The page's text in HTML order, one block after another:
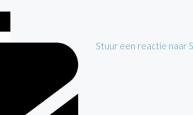
Stuur een reactie naar